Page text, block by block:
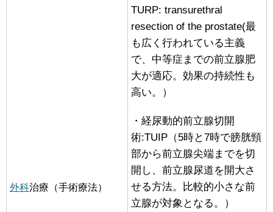
外科治療（手術療法）
TURP: transurethral
resection of the prostate(最
も広く行われている主義
で、中等症までの前立腺肥
大が適応。効果の持続性も
高い。）
・経尿動的前立腺切開
術:TUIP（5時と7時で膀胱頸
部から前立腺尖端までを切
開し、前立腺尿道を開大さ
せる方法。比較的小さな前
立腺が対象となる。）